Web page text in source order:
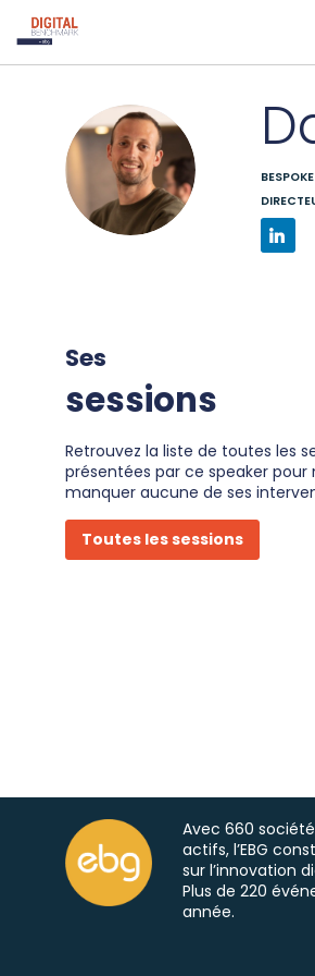
DP
BESPOKE
Ses
sessions
Retrouvez la liste de toutes les
présentées par ce speaker pour
manquer aucune de ses
Toutes les sessions
Avec 660
actifs, l’EBG
sur l’innovation
Plus de 220
année.